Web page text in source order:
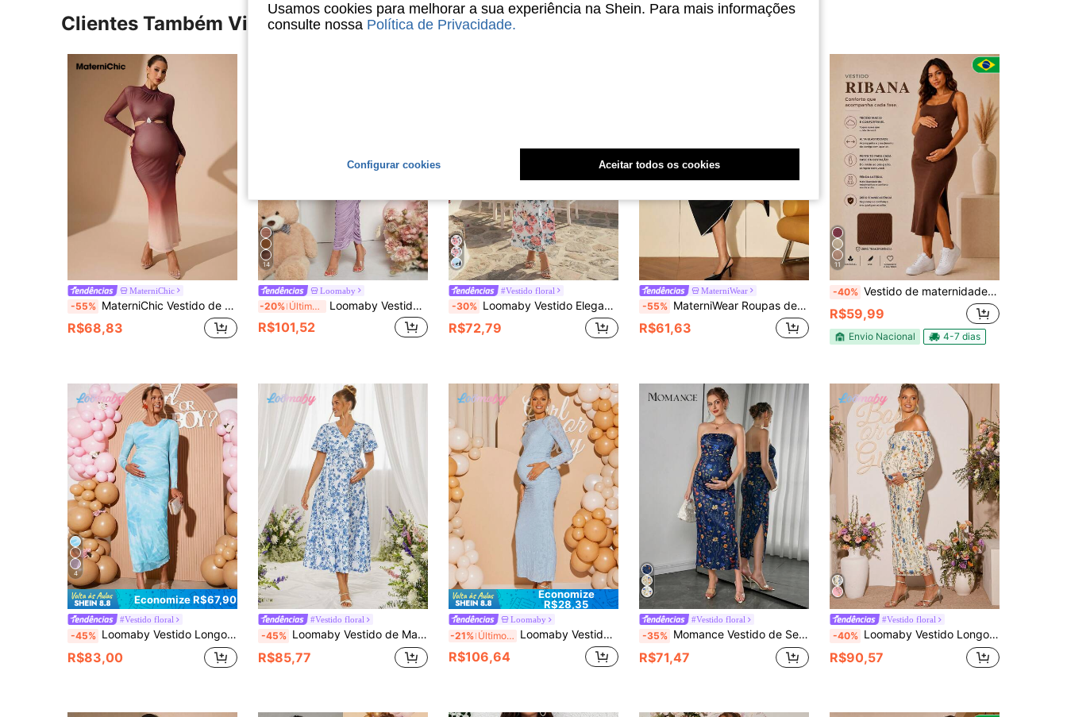
Clientes Também Visitaram
MaterniChic
-55% MaterniChic Vestido de Gestante Ajustado de Manga Longa Ombré para Festa e Reunião
R$68,83
14
Loomaby
-20% Últimos 3 dias Loomaby Vestido Elegante Ajustado de Manga Longa com Ombro à Mostra e Franzido em Cor Sólida para Gestantes
R$101,52
#Vestido floral
-30% Loomaby Vestido Elegante de Gestante com Decote Coração, Sem Mangas e Estampa Floral
R$72,79
MaterniWear
-55% MaterniWear Roupas de Trabalho para Gestantes, Conjuntos de Trabalho para Gestantes, Vestidos de Trabalho para Gestantes, Roupas Casuais de Negócios para Mulheres no Outono, Roupas de Outono, Roupas de Outono para Gestantes, Vestido Elegante Ajustado com Ombros à Mostra, Manga Flare e Bainha em Formato de Peixe para Gestantes, Vestido de Gestante para Sessão Fotográfica, Vestido de Gestante com Ombros à Mostra, Vestido de Gestante Preto com Ombros à Mostra
R$61,63
11
-40% Vestido de maternidade feminino canelado com alças finas, modelo bodycon, sem mangas, em malha elástica de alta qualidade, com fenda na coxa. Ideal para gestantes.
R$59,99
Envio Nacional 4-7 dias
4
Economize R$67,90
#Vestido floral
-45% Loomaby Vestido Longo de Manga Longa Franzido com Estampa Floral Elegante para Gestantes
R$83,00
#Vestido floral
-45% Loomaby Vestido de Maternidade Elegante com Estampa Floral para o Verão
R$85,77
Economize
R$28,35
Loomaby
-21% Últimos 3 dias Loomaby Vestido Elegante de Manga Longa, Gola Barco, Jacquard, Ajustado, para Gestantes
R$106,64
#Vestido floral
-35% Momance Vestido de Sereia Floral de Maternidade, Cintura Franzida Valoriza as Curvas, Design de Fenda Lateral Sexy e Elegante, Estampa Botânica Fresca Suave e Romântica, Adequado para Encontros, Festas e Outras Ocasiões
R$71,47
#Vestido floral
-40% Loomaby Vestido Longo de Manga Longa e Ombro de Fora com Estampa Floral Elegante para Gestantes, Outono
R$90,57
Usamos cookies para melhorar a sua experiência na Shein. Para mais informações
consulte nossa Política de Privacidade.
Configurar cookies Aceitar todos os cookies